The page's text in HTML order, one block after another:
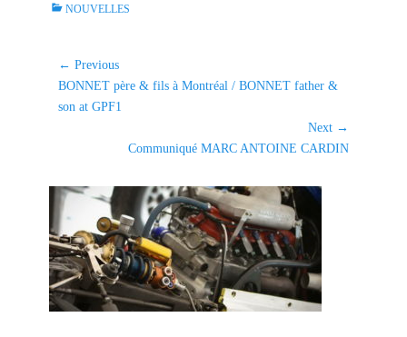
C
NOUVELLES
Navigation
de
l'article
← Previous
Previous
post:
BONNET père & fils à Montréal / BONNET father &
son at GPF1
Next →
Communiqué MARC ANTOINE CARDIN